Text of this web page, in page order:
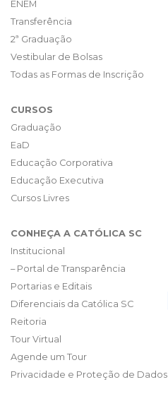
ENEM
Transferência
2ª Graduação
Vestibular de Bolsas
Todas as Formas de Inscrição
CURSOS
Graduação
EaD
Educação Corporativa
Educação Executiva
Cursos Livres
CONHEÇA A CATÓLICA SC
Institucional
– Portal de Transparência
Portarias e Editais
Diferenciais da Católica SC
Reitoria
Tour Virtual
Agende um Tour
Privacidade e Proteção de Dados